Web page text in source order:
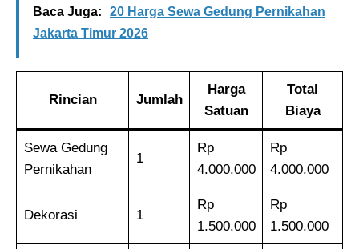
Baca Juga:
20 Harga Sewa Gedung Pernikahan
Jakarta Timur 2026
Rincian Jumlah
Harga
Satuan
Total
Biaya
Sewa Gedung
Pernikahan
1
Rp
4.000.000
Rp
4.000.000
Dekorasi 1
Rp
1.500.000
Rp
1.500.000